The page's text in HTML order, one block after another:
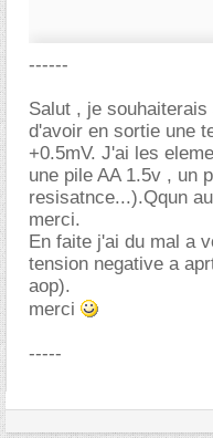
------
Salut , je
d'avoir en sortie une
+0.5mV. J'ai les
une pile AA 1.5v , un
resisatnce...).Qqun
merci.
En faite j'ai du mal a
tension negative a
aop).
merci
-----